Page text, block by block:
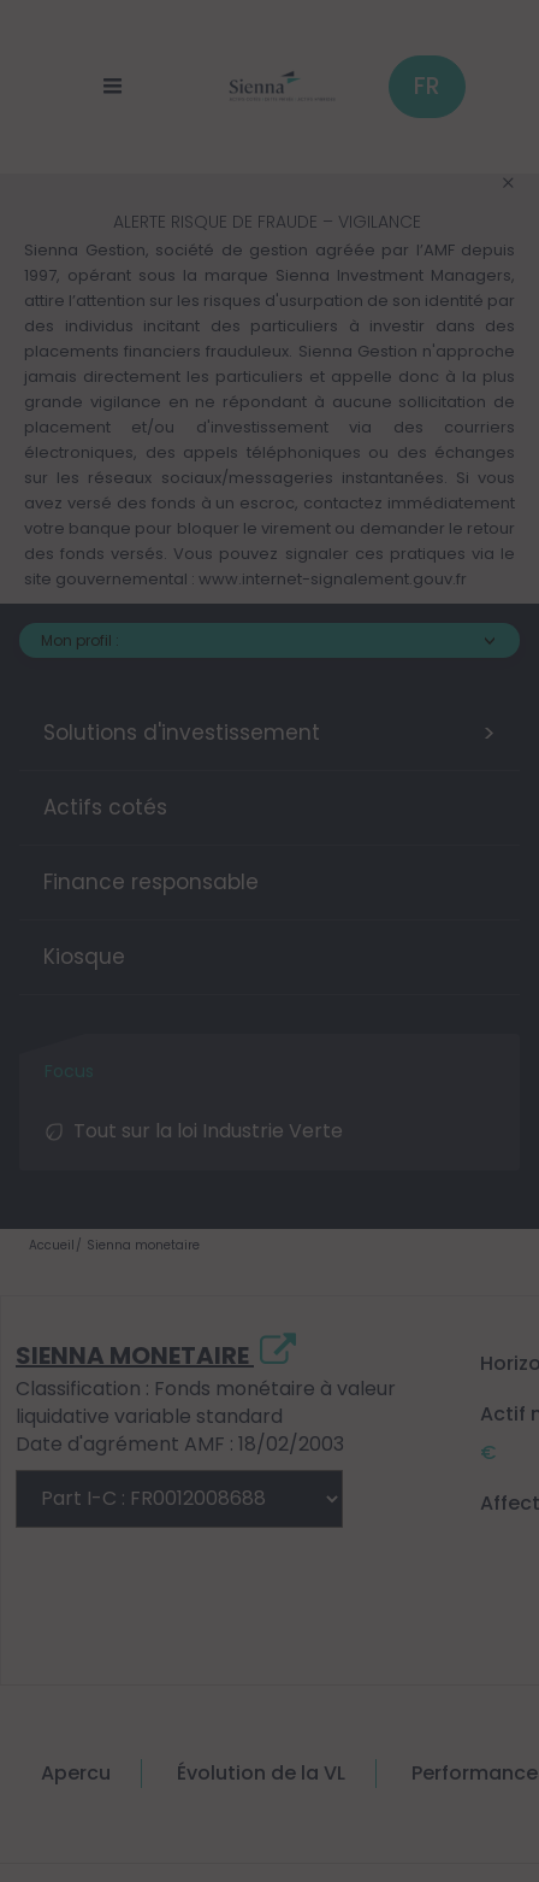
FR
ALERTE RISQUE DE FRAUDE – VIGILANCE
Sienna Gestion, société de gestion agréée par l’AMF depuis
1997, opérant sous la marque Sienna Investment Managers,
attire l’attention sur les risques d'usurpation de son identité par
des individus incitant des particuliers à investir dans des
placements financiers frauduleux. Sienna Gestion n'approche
jamais directement les particuliers et appelle donc à la plus
grande vigilance en ne répondant à aucune sollicitation de
placement et/ou d'investissement via des courriers
électroniques, des appels téléphoniques ou des échanges
sur les réseaux sociaux/messageries instantanées. Si vous
avez versé des fonds à un escroc, contactez immédiatement
votre banque pour bloquer le virement ou demander le retour
des fonds versés. Vous pouvez signaler ces pratiques via le
site gouvernemental : www.internet-signalement.gouv.fr
Mon profil :
Solutions d'investissement >
Actifs cotés
Finance responsable
Kiosque
Tout sur la loi Industrie Verte
Accueil Sienna monetaire
SIENNA MONETAIRE
Classification : Fonds monétaire à valeur
liquidative variable standard
Date d'agrément AMF : 18/02/2003
Actif
€
Apercu Évolution de la VL